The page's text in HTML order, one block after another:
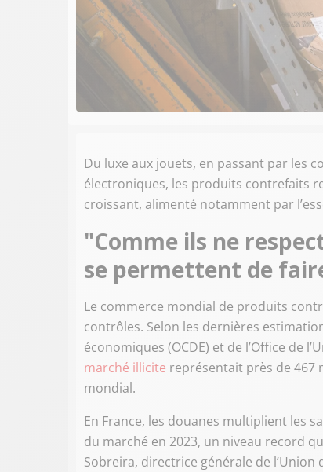
Du luxe aux jouets, en passant par les
électroniques, les produits contrefaits
croissant, alimenté notamment par
"Comme ils ne
se permettent de
Le commerce mondial de produits
contrôles. Selon les dernières
économiques (OCDE) et de l’Office de
marché illicite représentait près de 467
mondial.
En France, les douanes multiplient les
du marché en 2023, un niveau record
Sobreira, directrice générale de